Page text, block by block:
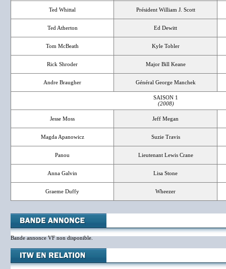
Ted Whittal Président William J. Scott
Ted Atherton Ed Dewitt
Tom McBeath Kyle Tobler
Rick Shroder Major Bill Keane
Andre Braugher Général George Manchek
SAISON 1
(2008)
Jesse Moss Jeff Megan
Magda Apanowicz Suzie Travis
Panou Lieutenant Lewis Crane
Anna Galvin Lisa Stone
Graeme Duffy Wheezer
Bande annonce VF non disponible.